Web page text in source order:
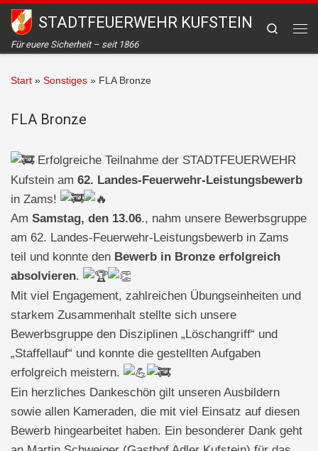
Zum Inhalt springen
STADTFEUERWEHR KUFSTEIN
Für euere Sicherheit – seit 1866
Search
Start » Sonstiges » FLA Bronze
FLA Bronze
Erfolgreiche Teilnahme der STADTFEUERWEHR
Kufstein am 62. Landes-Feuerwehr-Leistungsbewerb
in Zams!
Am Samstag, den 13.06., nahm unsere Bewerbsgruppe
am 62. Landes-Feuerwehr-Leistungsbewerb in Zams
teil und konnte den Bewerb in Bronze erfolgreich
absolvieren.
Mit viel Engagement, zahlreichen Übungseinheiten und
starkem Zusammenhalt stellte sich unsere
Bewerbsgruppe den Disziplinen „Löschangriff“ und
„Staffellauf“ und konnte die gestellten Aufgaben
erfolgreich meistern.
Ein herzliches Dankeschön gilt unseren Ausbildern
sowie allen Kameraden, die mit viel Einsatz auf diesen
Bewerb hingearbeitet haben. Ein besonderer Dank geht